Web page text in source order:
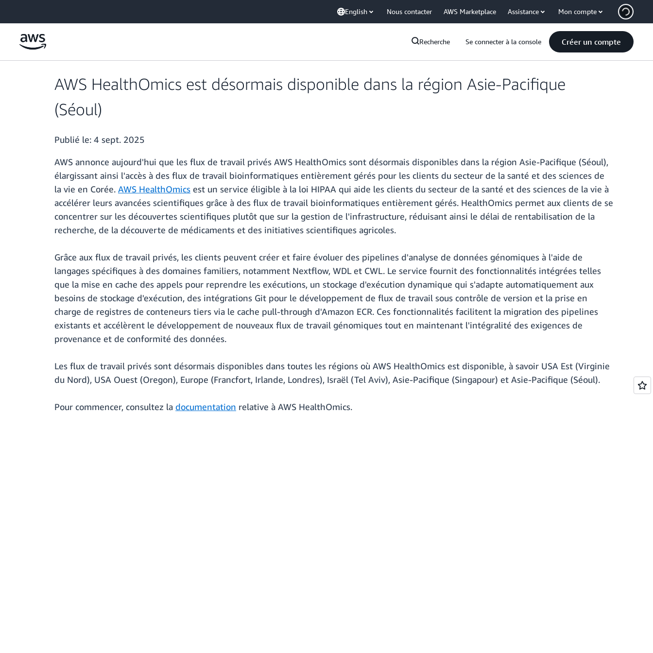
English Nous contacter AWS Marketplace Assistance Mon compte
Recherche Se connecter à la console Créer un compte
AWS HealthOmics est désormais disponible dans la région Asie-Pacifique
(Séoul)
Publié le: 4 sept. 2025
AWS annonce aujourd'hui que les flux de travail privés AWS HealthOmics sont désormais disponibles dans la région Asie-Pacifique (Séoul),
élargissant ainsi l'accès à des flux de travail bioinformatiques entièrement gérés pour les clients du secteur de la santé et des sciences de
la vie en Corée. AWS HealthOmics est un service éligible à la loi HIPAA qui aide les clients du secteur de la santé et des sciences de la vie à
accélérer leurs avancées scientifiques grâce à des flux de travail bioinformatiques entièrement gérés. HealthOmics permet aux clients de se
concentrer sur les découvertes scientifiques plutôt que sur la gestion de l'infrastructure, réduisant ainsi le délai de rentabilisation de la
recherche, de la découverte de médicaments et des initiatives scientifiques agricoles.
Grâce aux flux de travail privés, les clients peuvent créer et faire évoluer des pipelines d'analyse de données génomiques à l'aide de
langages spécifiques à des domaines familiers, notamment Nextflow, WDL et CWL. Le service fournit des fonctionnalités intégrées telles
que la mise en cache des appels pour reprendre les exécutions, un stockage d'exécution dynamique qui s'adapte automatiquement aux
besoins de stockage d'exécution, des intégrations Git pour le développement de flux de travail sous contrôle de version et la prise en
charge de registres de conteneurs tiers via le cache pull-through d'Amazon ECR. Ces fonctionnalités facilitent la migration des pipelines
existants et accélèrent le développement de nouveaux flux de travail génomiques tout en maintenant l'intégralité des exigences de
provenance et de conformité des données.
Les flux de travail privés sont désormais disponibles dans toutes les régions où AWS HealthOmics est disponible, à savoir USA Est (Virginie
du Nord), USA Ouest (Oregon), Europe (Francfort, Irlande, Londres), Israël (Tel Aviv), Asie-Pacifique (Singapour) et Asie-Pacifique (Séoul).
Pour commencer, consultez la documentation relative à AWS HealthOmics.